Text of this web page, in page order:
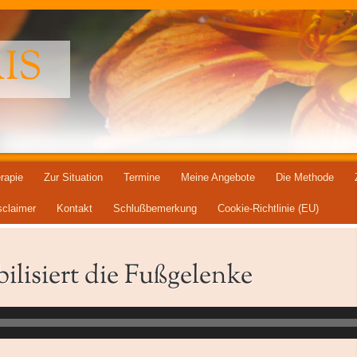
Zur Situation Termine Meine Angebote Die Methode
Kontakt Schlußbemerkung Cookie-Richtlinie (EU)
die Fußgelenke